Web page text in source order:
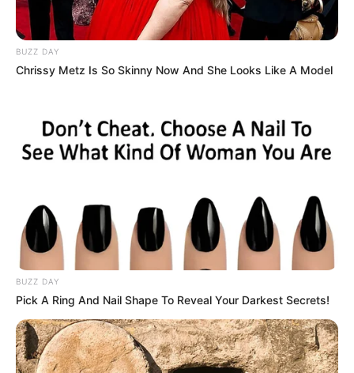
BUZZ DAY
Chrissy Metz Is So Skinny Now And She Looks Like A Model
BUZZ DAY
Pick A Ring And Nail Shape To Reveal Your Darkest Secrets!